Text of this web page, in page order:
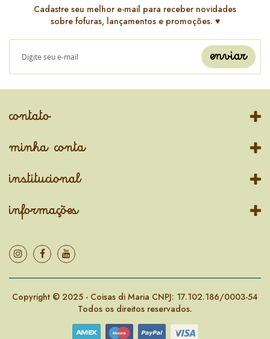
Cadastre seu melhor e-mail para receber novidades
sobre fofuras, lançamentos e promoções. ♥️
enviar
contato
minha conta
institucional
informações
Copyright © 2025 - Coisas di Maria CNPJ: 17.102.186/0003-54
Todos os direitos reservados.